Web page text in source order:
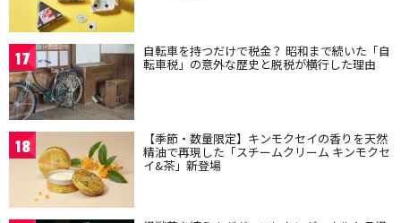
17 自転車を持つだけで税金？ 昭和まで続いた「自
転車税」の意外な歴史と脱税が横行した理由
18 【季節・数量限定】キンモクセイの香りを天然
精油で再現した「スチームクリーム キンモクセ
イ&茶」新登場